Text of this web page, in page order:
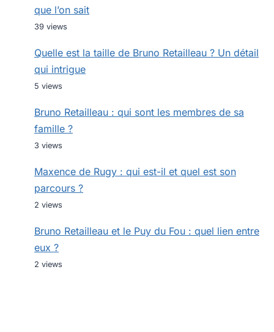
que l’on sait
39 views
Quelle est la taille de Bruno Retailleau ? Un détail
qui intrigue
5 views
Bruno Retailleau : qui sont les membres de sa
famille ?
3 views
Maxence de Rugy : qui est-il et quel est son
parcours ?
2 views
Bruno Retailleau et le Puy du Fou : quel lien entre
eux ?
2 views